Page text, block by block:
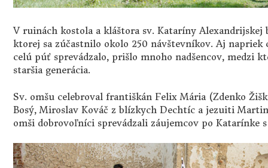
V ruinách kostola a kláštora sv. Kataríny Alexandrijskej
ktorej sa zúčastnilo okolo 250 návštevníkov. Aj napriek
celú púť sprevádzalo, prišlo mnoho nadšencov, medzi
staršia generácia.
Sv. omšu celebroval františkán Felix Mária (Zdenko
Bosý, Miroslav Kováč z blízkych Dechtíc a jezuiti
omši dobrovoľníci sprevádzali záujemcov po Katarínke